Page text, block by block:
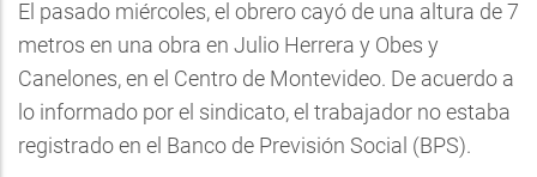
El pasado miércoles, el obrero cayó de una altura de 7
metros en una obra en Julio Herrera y Obes y
Canelones, en el Centro de Montevideo. De acuerdo a
lo informado por el sindicato, el trabajador no estaba
registrado en el Banco de Previsión Social (BPS).